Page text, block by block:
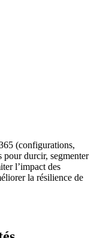
(configurations,
durcir, segmenter
l’impact des
la résilience de